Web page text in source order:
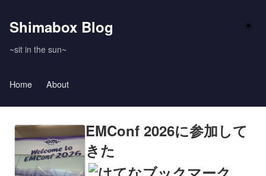
Shimabox Blog
~sit in the sun~
☀️
Home About
EMConf 2026に参加して
きた